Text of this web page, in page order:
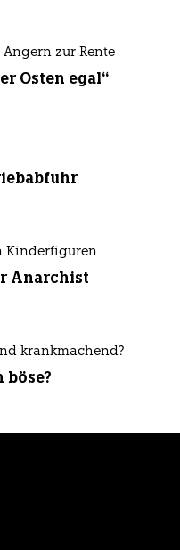
zur Rente
Osten egal“
Kinderfiguren
Anarchist
krankmachend?
böse?